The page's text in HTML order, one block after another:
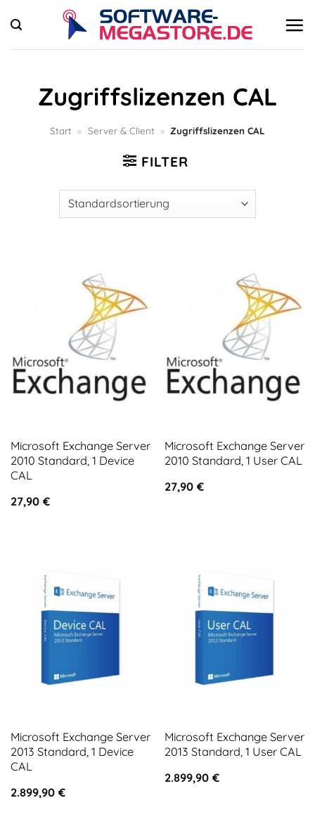
Inhalt
springen
Zugriffslizenzen CAL
Start » Server & Client » Zugriffslizenzen CAL
FILTER
Microsoft Exchange Server
2010 Standard, 1 Device
CAL
27,90 €
Microsoft Exchange Server
2010 Standard, 1 User CAL
27,90 €
Microsoft Exchange Server
2013 Standard, 1 Device
CAL
2.899,90 €
Microsoft Exchange Server
2013 Standard, 1 User CAL
2.899,90 €